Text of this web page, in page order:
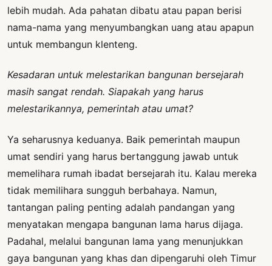
lebih mudah. Ada pahatan dibatu atau papan berisi
nama-nama yang menyumbangkan uang atau apapun
untuk membangun klenteng.
Kesadaran untuk melestarikan bangunan bersejarah
masih sangat rendah. Siapakah yang harus
melestarikannya, pemerintah atau umat?
Ya seharusnya keduanya. Baik pemerintah maupun
umat sendiri yang harus bertanggung jawab untuk
memelihara rumah ibadat bersejarah itu. Kalau mereka
tidak memilihara sungguh berbahaya. Namun,
tantangan paling penting adalah pandangan yang
menyatakan mengapa bangunan lama harus dijaga.
Padahal, melalui bangunan lama yang menunjukkan
gaya bangunan yang khas dan dipengaruhi oleh Timur